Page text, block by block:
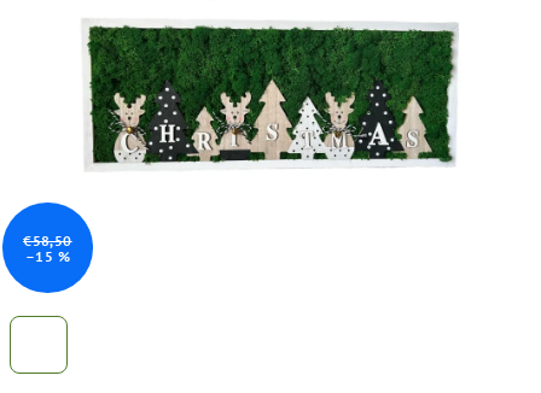
csillag.
€58,50
–15 %